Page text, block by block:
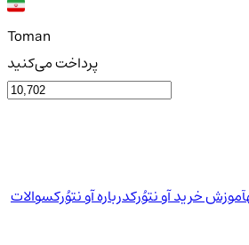
Toman
پرداخت می‌کنید
خرید آو نتوُرکدرباره آو نتوُرکسوالات